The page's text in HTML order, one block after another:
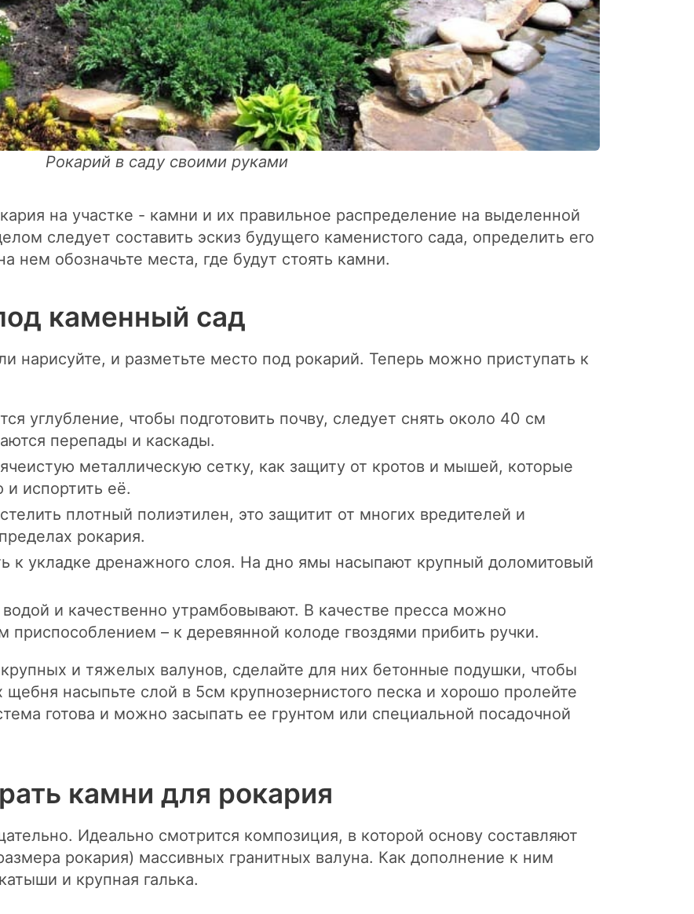
Рокарий в саду своими руками
на участке - камни и их правильное распределение на выделенной
следует составить эскиз будущего каменистого сада, определить его
нем обозначьте места, где будут стоять камни.
каменный сад
нарисуйте, и разметьте место под рокарий. Теперь можно приступать к
углубление, чтобы подготовить почву, следует снять около 40 см
перепады и каскады.
металлическую сетку, как защиту от кротов и мышей, которые
и испортить её.
плотный полиэтилен, это защитит от многих вредителей и
рокария.
к укладке дренажного слоя. На дно ямы насыпают крупный доломитовый
и качественно утрамбовывают. В качестве пресса можно
приспособлением – к деревянной колоде гвоздями прибить ручки.
и тяжелых валунов, сделайте для них бетонные подушки, чтобы
насыпьте слой в 5см крупнозернистого песка и хорошо пролейте
готова и можно засыпать ее грунтом или специальной посадочной
камни для рокария
Идеально смотрится композиция, в которой основу составляют
рокария) массивных гранитных валуна. Как дополнение к ним
и крупная галька.